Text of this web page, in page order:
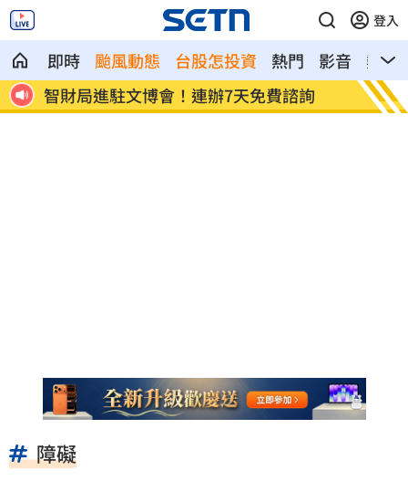
登入
即時 颱風動態 台股怎投資 熱門 影音
熱搜
ETF爆208億逃命潮！ 溫建勳揭買盤
記憶
牛！
障礙